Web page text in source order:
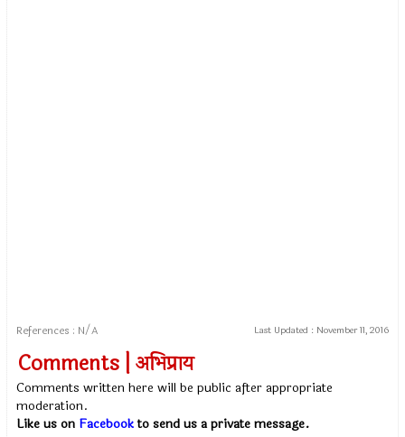
References : N/A Last Updated : November 11, 2016
Comments | अभिप्राय
Comments written here will be public after appropriate
moderation.
Like us on Facebookto send us a private message.